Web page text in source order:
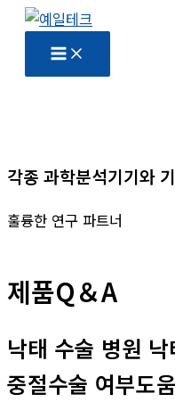
기
각종 과학분석기기와
훌륭한 연구 파트너
제품Q＆A
낙태 수술 병원
중절수술 여부도